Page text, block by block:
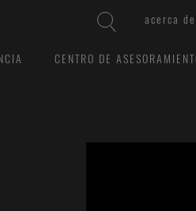
acerca
CENTRO DE